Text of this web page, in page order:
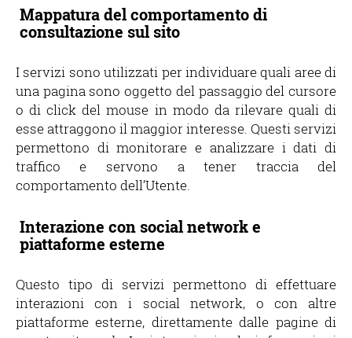
Mappatura del comportamento di
consultazione sul sito
I servizi sono utilizzati per individuare quali aree di
una pagina sono oggetto del passaggio del cursore
o di click del mouse in modo da rilevare quali di
esse attraggono il maggior interesse. Questi servizi
permettono di monitorare e analizzare i dati di
traffico e servono a tener traccia del
comportamento dell’Utente.
Interazione con social network e
piattaforme esterne
Questo tipo di servizi permettono di effettuare
interazioni con i social network, o con altre
piattaforme esterne, direttamente dalle pagine di